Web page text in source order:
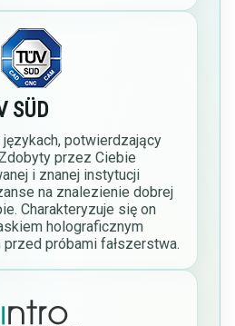
SÜD
potwierdzający
przez Ciebie
i znanej instytucji
na znalezienie dobrej
Charakteryzuje się on
holograficznym
próbami fałszerstwa.